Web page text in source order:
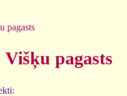
pagasts
Višķu pagasts